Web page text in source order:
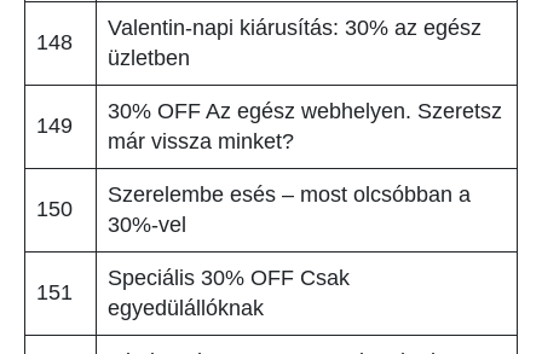
148
Valentin-napi kiárusítás: 30% az egész
üzletben
149
30% OFF Az egész webhelyen. Szeretsz
már vissza minket?
150
Szerelembe esés – most olcsóbban a
30%-vel
151
Speciális 30% OFF Csak
egyedülállóknak